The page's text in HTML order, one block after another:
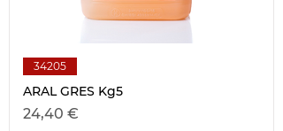
34205
ARAL GRES Kg5
Цена
24,40 €